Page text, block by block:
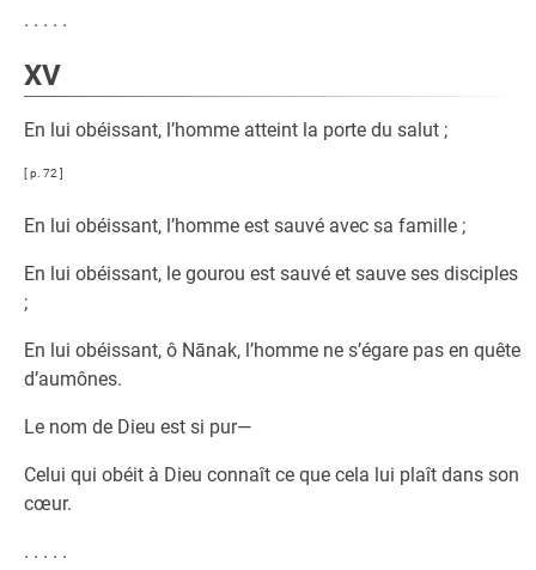
. . . . .
XV
En lui obéissant, l’homme atteint la porte du salut ;
[ p. 72 ]
En lui obéissant, l’homme est sauvé avec sa famille ;
En lui obéissant, le gourou est sauvé et sauve ses disciples
;
En lui obéissant, ô Nānak, l’homme ne s’égare pas en quête
d’aumônes.
Le nom de Dieu est si pur—
Celui qui obéit à Dieu connaît ce que cela lui plaît dans son
cœur.
. . . . .